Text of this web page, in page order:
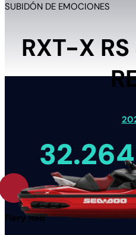
SUBIDÓN DE EMOCIONES
RXT-X
Fiery Red